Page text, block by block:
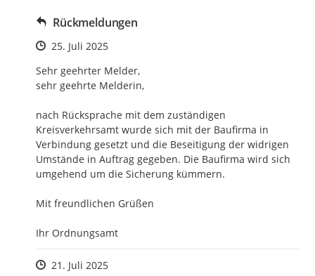
Rückmeldungen
Zeitpunkt des Erstellens
25. Juli 2025
Sehr geehrter Melder,
sehr geehrte Melderin,
nach Rücksprache mit dem zuständigen
Kreisverkehrsamt wurde sich mit der Baufirma in
Verbindung gesetzt und die Beseitigung der widrigen
Umstände in Auftrag gegeben. Die Baufirma wird sich
umgehend um die Sicherung kümmern.
Mit freundlichen Grüßen
Ihr Ordnungsamt
Zeitpunkt des Erstellens
21. Juli 2025